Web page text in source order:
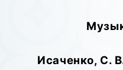
Исаченко, С.